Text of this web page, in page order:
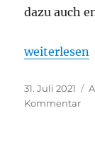
dazu auch
„Dream
weiterlesen
Veröffentlicht
am
31. Juli 2021
Kommentarzu